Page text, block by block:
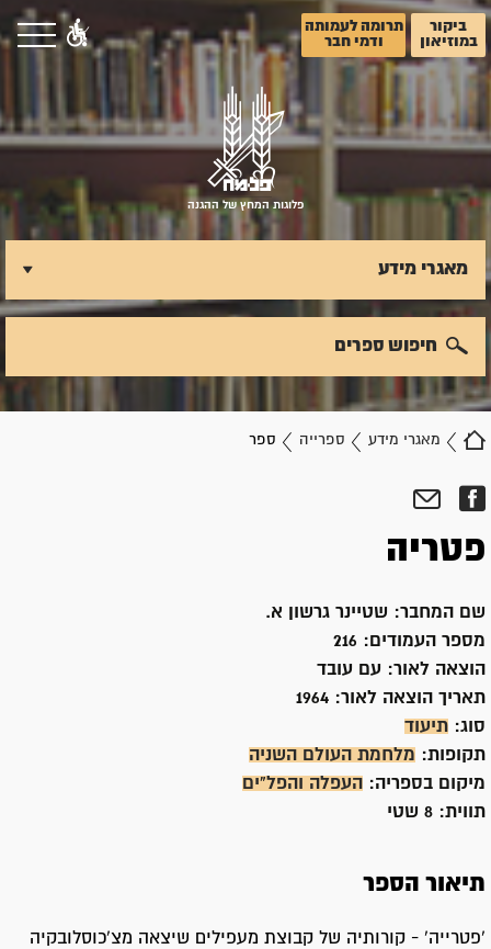
ביקור
במוזיאון
תרומה לעמותה
ודמי חבר
פלוגות המחץ של ההגנה
מאגרי מידע ספרייה ספר
מאגרי מידע
חיפוש ספרים
פטריה
שם המחבר: שטיינר גרשון א.
מספר העמודים: 216
הוצאה לאור: עם עובד
תאריך הוצאה לאור:
סוג: תיעוד
תקופות: מלחמת העולם השניה
מיקום בספריה:
העפלה והפל"ים
תווית: 8 שטי
תיאור הספר
'פטרייה' - קורותיה של קבוצת מעפילים שיצאה מצ'כוסלובקיה